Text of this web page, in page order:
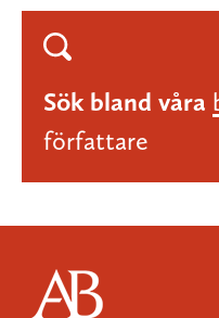
Sök bland våra
författare